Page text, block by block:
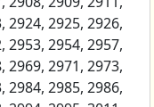
2924, 2925, 2926,
2953, 2954, 2957,
2969, 2971, 2973,
2984, 2985, 2986,